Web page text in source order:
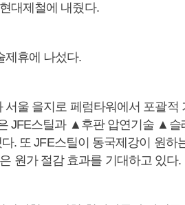
대제철에 내줬다.
제휴에 나섰다.
울 을지로 페럼타워에서 포괄적
JFE스틸과 ▲후판 압연기술 ▲슬
. 또 JFE스틸이 동국제강이 원하
원가 절감 효과를 기대하고 있다.